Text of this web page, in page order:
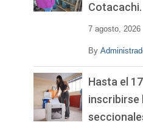
Cotacachi.
7 agosto, 2026
By
Hasta el
inscribirse